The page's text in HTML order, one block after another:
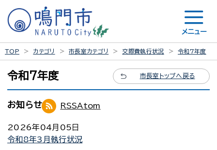
メニュー
TOP カテゴリ 市長室カテゴリ 交際費執行状況 令和7年度
令和7年度 市長室トップへ戻る
お知らせ RSSAtom
2026年04月05日
令和8年3月執行状況